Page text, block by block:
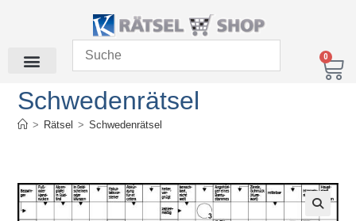
0
Schwedenrätsel
> Rätsel > Schwedenrätsel